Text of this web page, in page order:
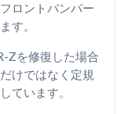
ロントバンパー
す。
Zを修復した場合
けではなく定規
ています。